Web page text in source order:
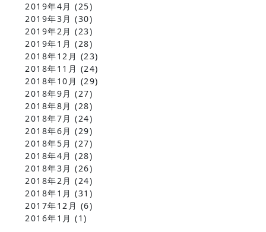
2019年4月 (25)
2019年3月 (30)
2019年2月 (23)
2019年1月 (28)
2018年12月 (23)
2018年11月 (24)
2018年10月 (29)
2018年9月 (27)
2018年8月 (28)
2018年7月 (24)
2018年6月 (29)
2018年5月 (27)
2018年4月 (28)
2018年3月 (26)
2018年2月 (24)
2018年1月 (31)
2017年12月 (6)
2016年1月 (1)